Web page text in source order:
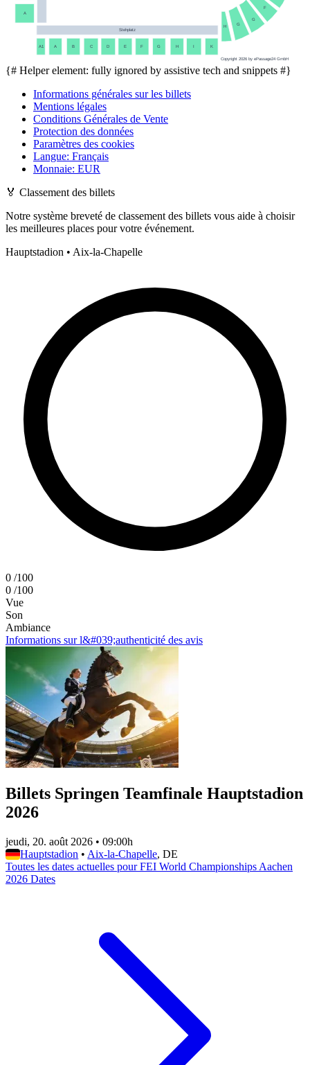
F
G
G
H
Stehplatz
K
I
H
G
F
E
D
C
B
A
A1
A
Copyright 2026 by ePassage24 GmbH
{# Helper element: fully ignored by assistive tech and snippets #}
Informations générales sur les billets
Mentions légales
Conditions Générales de Vente
Protection des données
Paramètres des cookies
Langue: Français
Monnaie: EUR
🏅 Classement des billets
Notre système breveté de classement des billets vous aide à choisir
les meilleures places pour votre événement.
Hauptstadion • Aix-la-Chapelle
0 /100
0 /100
Vue
Son
Ambiance
Informations sur l&#039;authenticité des avis
Billets Springen Teamfinale Hauptstadion
2026
jeudi, 20. août 2026 • 09:00h
Hauptstadion • Aix-la-Chapelle, DE
Toutes les dates actuelles pour FEI World Championships Aachen
2026 Dates